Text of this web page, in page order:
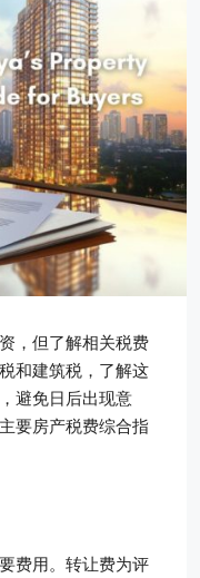
，但了解相关税费
和建筑税，了解这
避免日后出现意
要房产税费综合指
费用。转让费为评